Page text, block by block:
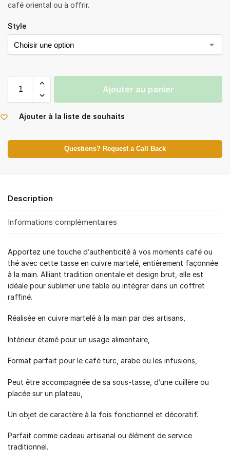
café oriental ou à offrir.
Style
Ajouter au panier
Ajouter à la liste de souhaits
Questions? Request a Call Back
Description
Informations complémentaires
Apportez une touche d’authenticité à vos moments café ou
thé avec cette tasse en cuivre martelé, entièrement façonnée
à la main. Alliant tradition orientale et design brut, elle est
idéale pour sublimer une table ou intégrer dans un coffret
raffiné.
Réalisée en cuivre martelé à la main par des artisans,
Intérieur étamé pour un usage alimentaire,
Format parfait pour le café turc, arabe ou les infusions,
Peut être accompagnée de sa sous-tasse, d’une cuillère ou
placée sur un plateau,
Un objet de caractère à la fois fonctionnel et décoratif.
Parfait comme cadeau artisanal ou élément de service
traditionnel.